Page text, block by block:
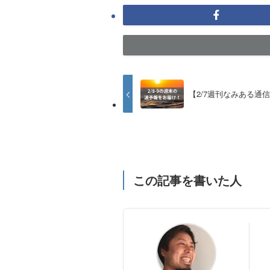
【2/7週刊なみある通
この記事を書いた人